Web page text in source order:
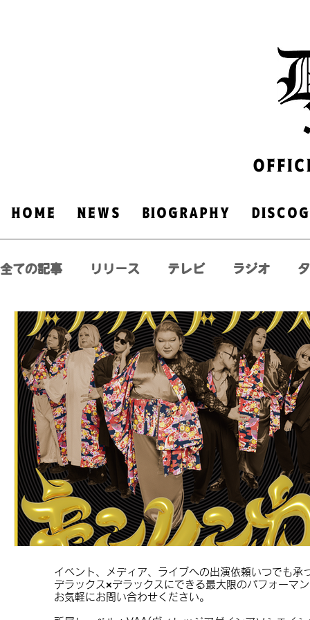
HOME NEWS ​BIOGRAPHY
全ての記事 リリース テレビ ラジオ
イベント、メディア、ライブへの出演依頼いつでも承
デラックス×デラックスにできる最大限のパフォーマ
お気軽にお問い合わせください。